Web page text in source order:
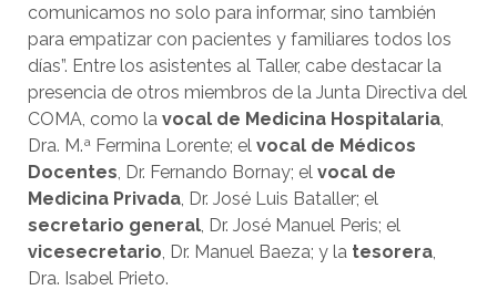
comunicamos no solo para informar, sino también
para empatizar con pacientes y familiares todos los
días”. Entre los asistentes al Taller, cabe destacar la
presencia de otros miembros de la Junta Directiva del
COMA, como la vocal de Medicina Hospitalaria
Dra. M.ª Fermina Lorente; el vocal de Médicos
Docentes , Dr. Fernando Bornay; el vocal de
Medicina Privada , Dr. José Luis Bataller; el
secretario general , Dr. José Manuel Peris; el
vicesecretario , Dr. Manuel Baeza; y la tesorera
Dra. Isabel Prieto.